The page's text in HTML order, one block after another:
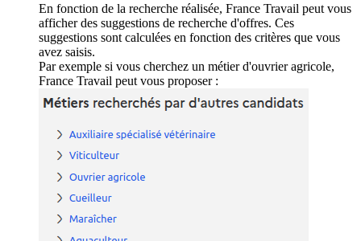
En fonction de la recherche réalisée, France Travail peut vous
afficher des suggestions de recherche d'offres. Ces
suggestions sont calculées en fonction des critères que vous
avez saisis.
Par exemple si vous cherchez un métier d'ouvrier agricole,
France Travail peut vous proposer :